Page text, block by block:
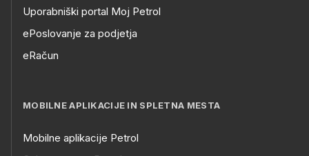
Uporabniški portal Moj Petrol
ePoslovanje za podjetja
eRačun
MOBILNE APLIKACIJE IN SPLETNA MESTA
Mobilne aplikacije Petrol